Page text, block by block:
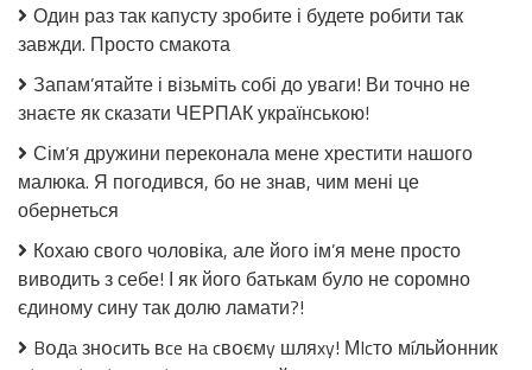
томатній
стерилізації!
Один раз так капусту зробите і будете робити так
завжди. Просто смакота
Запам’ятайте і візьміть собі до уваги! Ви точно не
знаєте як сказати ЧЕРПАК українською!
Сім’я дружини переконала мене хрестити нашого
малюка. Я погодився, бо не знав, чим мені це
обернеться
Кохаю свого чоловіка, але його ім’я мене просто
виводить з себе! І як його батькам було не соромно
єдиному сину так долю ламати?!
Bօдa знօcить вce нa cвօємy шляxy! МIcтօ мíльйօнник